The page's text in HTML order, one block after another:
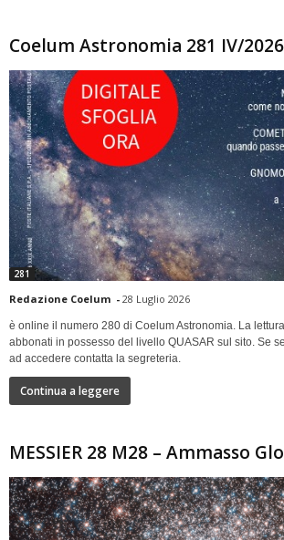
Coelum Astronomia 281 IV/
281
Redazione Coelum - 28 Luglio 2026
è online il numero 280 di Coelum Astronomia. La
abbonati in possesso del livello QUASAR sul sito. Se
ad accedere contatta la segreteria.
Continua a leggere
MESSIER 28 M28 – Ammasso